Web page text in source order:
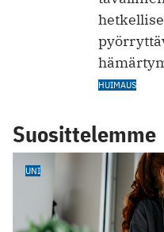
HUIMAUS
Suosittelemme
UNI